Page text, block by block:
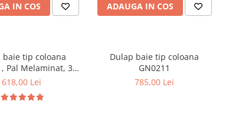
IN COS ADAUGA IN COS
baie tip coloana
Pal Melaminat, 3
cos rufe, alb
618,00 Lei
Dulap baie tip coloana
GN0211
785,00 Lei